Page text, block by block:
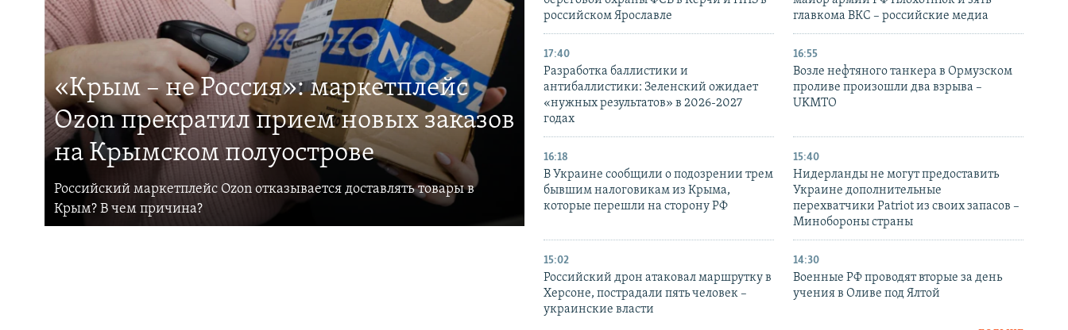
«Крым – не Россия»: маркетплейс
Ozon прекратил прием новых заказов
на Крымском полуострове
Российский маркетплейс Ozon отказывается доставлять товары в
Крым? В чем причина?
российском Ярославле
главкома ВКС – российские медиа
17:40
Разработка баллистики и
антибаллистики: Зеленский ожидает
«нужных результатов» в 2026-2027
годах
16:55
Возле нефтяного танкера в Ормузском
проливе произошли два взрыва –
UKMTO
16:18
В Украине сообщили о подозрении трем
бывшим налоговикам из Крыма,
которые перешли на сторону РФ
15:40
Нидерланды не могут предоставить
Украине дополнительные
перехватчики Patriot из своих запасов –
Минобороны страны
15:02
Российский дрон атаковал маршрутку в
Херсоне, пострадали пять человек –
украинские власти
14:30
Военные РФ проводят вторые за день
учения в Оливе под Ялтой